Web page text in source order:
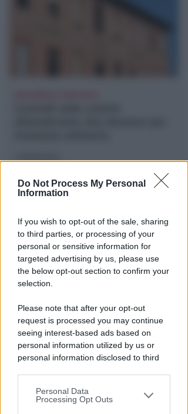
Do Not Process My Personal
Information
If you wish to opt-out of the sale, sharing
to third parties, or processing of your
personal or sensitive information for
targeted advertising by us, please use
the below opt-out section to confirm your
selection.
Please note that after your opt-out
request is processed you may continue
seeing interest-based ads based on
personal information utilized by us or
personal information disclosed to third
You may separately opt-out of the further
disclosure of your personal information
Personal Data
Processing Opt Outs
Piano Arenile. Renzi (FdI):
maldestro tentativo di
urbanizzare la spiaggia
diRedazione